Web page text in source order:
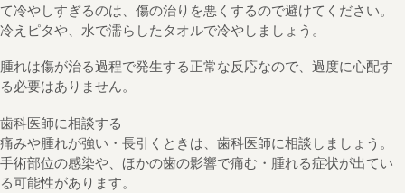
て冷やしすぎるのは、傷の治りを悪くするので避けてください。
冷えピタや、水で濡らしたタオルで冷やしましょう。
腫れは傷が治る過程で発生する正常な反応なので、過度に心配す
る必要はありません。
歯科医師に相談する
痛みや腫れが強い・長引くときは、歯科医師に相談しましょう。
手術部位の感染や、ほかの歯の影響で痛む・腫れる症状が出てい
る可能性があります。